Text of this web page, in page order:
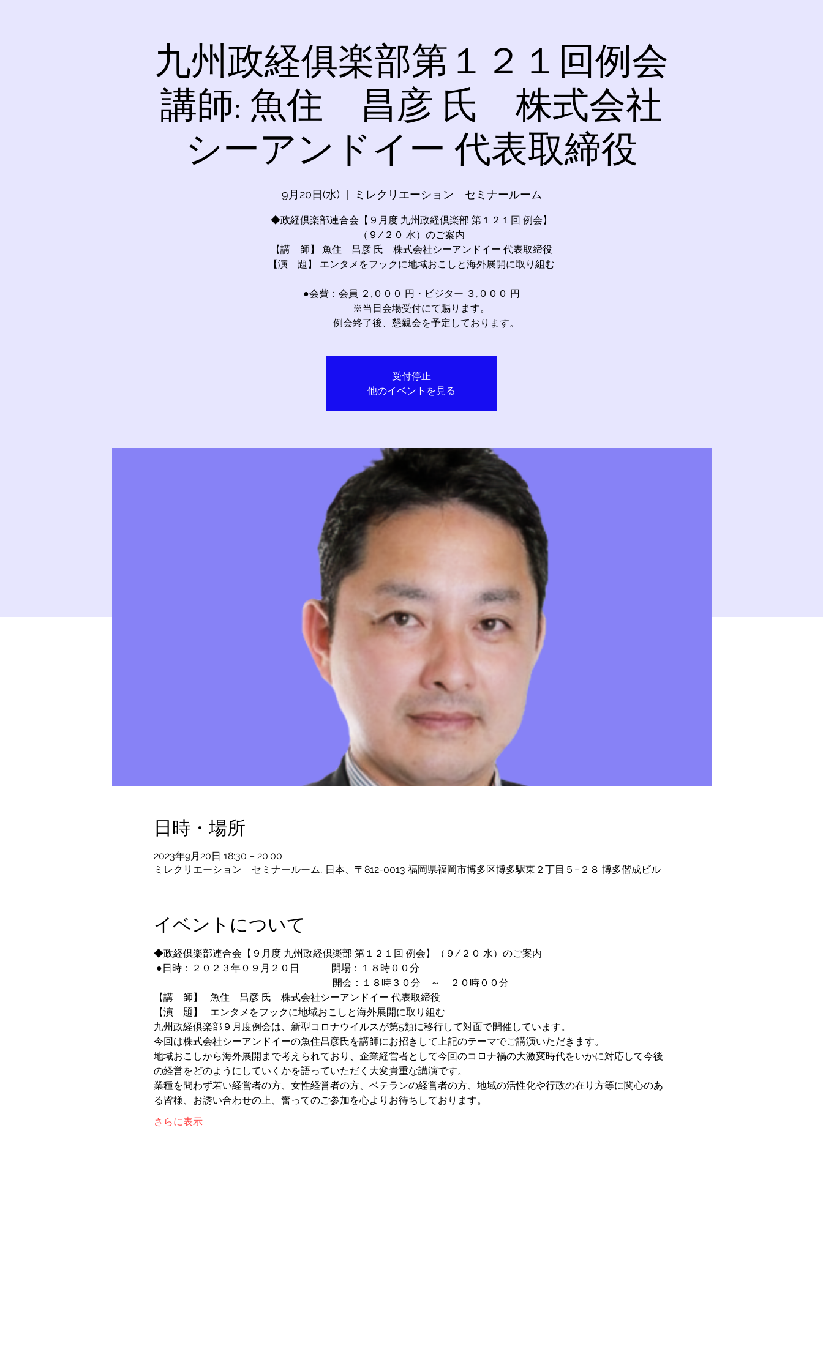
九州政経俱楽部第１２１回例会
講師: 魚住 昌彦 氏 株式会社
シーアンドイー 代表取締役
9月20日(水) ミレクリエーション セミナールーム
◆政経倶楽部連合会【９月度 九州政経倶楽部 第１２１回 例会】
（９/２０ 水）のご案内
【講 師】 魚住 昌彦 氏 株式会社シーアンドイー 代表取締役
【演 題】 エンタメをフックに地域おこしと海外展開に取り組む
●会費：会員 ２,０００ 円・ビジター ３,０００ 円
※当日会場受付にて賜ります。
例会終了後、懇親会を予定しております。
受付停止
他のイベントを見る
日時・場所
2023年9月20日 18:30 – 20:00
ミレクリエーション セミナールーム, 日本、〒812-0013 福岡県福岡市博多区博多駅東２丁目５−２８ 博多偕成ビル
イベントについて
◆政経倶楽部連合会【９月度 九州政経倶楽部 第１２１回 例会】（９/２０ 水）のご案内
●日時：２０２３年０９月２０日 　　　開場：１８時００分
開会：１８時３０分　～　２０時００分
【講　師】   魚住　昌彦 氏　株式会社シーアンドイー 代表取締役
【演　題】   エンタメをフックに地域おこしと海外展開に取り組む
九州政経倶楽部９月度例会は、新型コロナウイルスが第5類に移行して対面で開催しています。
今回は株式会社シーアンドイーの魚住昌彦氏を講師にお招きして上記のテーマでご講演いただきます。
地域おこしから海外展開まで考えられており、企業経営者として今回のコロナ禍の大激変時代をいかに対応して今後
の経営をどのようにしていくかを語っていただく大変貴重な講演です。
業種を問わず若い経営者の方、女性経営者の方、ベテランの経営者の方、地域の活性化や行政の在り方等に関心のあ
る皆様、お誘い合わせの上、奮ってのご参加を心よりお待ちしております。
さらに表示